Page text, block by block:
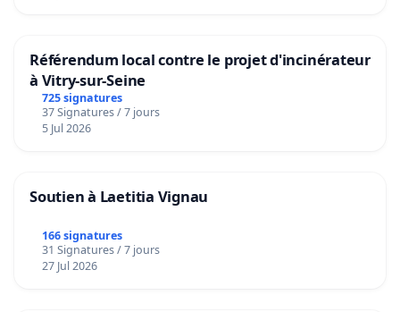
Référendum local contre le projet d'incinérateur
à Vitry-sur-Seine
725 signatures
37 Signatures / 7 jours
5 Jul 2026
Soutien à Laetitia Vignau
166 signatures
31 Signatures / 7 jours
27 Jul 2026